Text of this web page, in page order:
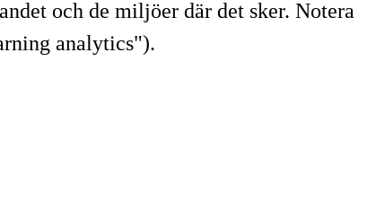
och de miljöer där det sker. Notera
analytics").